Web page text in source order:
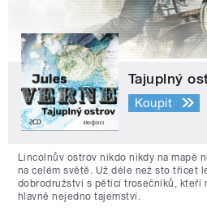
Tajuplný
Koupit
Lincolnův ostrov nikdo nikdy na mapě
na celém světě. Už déle než sto třicet
dobrodružství s pěticí trosečníků, kteří
hlavně nejedno tajemství.